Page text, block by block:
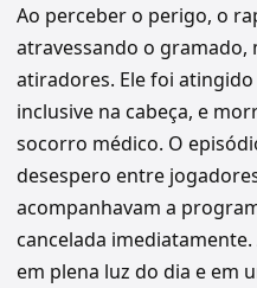
Ao perceber o perigo, o
atravessando o gramado,
atiradores. Ele foi
inclusive na cabeça, e
socorro médico. O
desespero entre
acompanhavam a
cancelada
em plena luz do dia e em